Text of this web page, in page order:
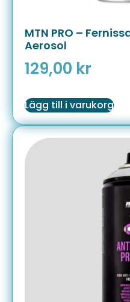
MTN PRO –
Aerosol
129,00 kr
Lägg till i varukorg